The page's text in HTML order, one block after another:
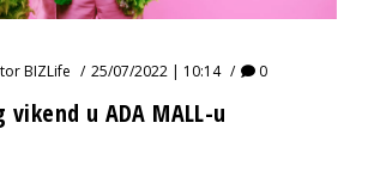
BIZLife 25/07/2022 | 10:14 0
u ADA MALL-u